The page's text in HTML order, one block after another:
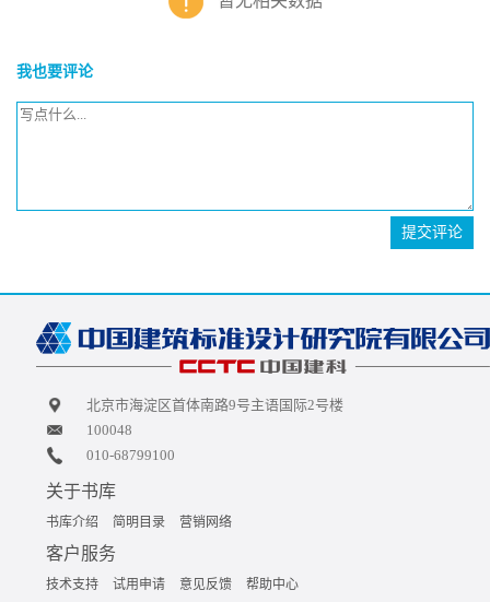
我也要评论
提交评论
北京市海淀区首体南路9号主语国际2号楼
100048
010-68799100
关于书库
书库介绍 简明目录 营销网络
客户服务
技术支持 试用申请 意见反馈 帮助中心